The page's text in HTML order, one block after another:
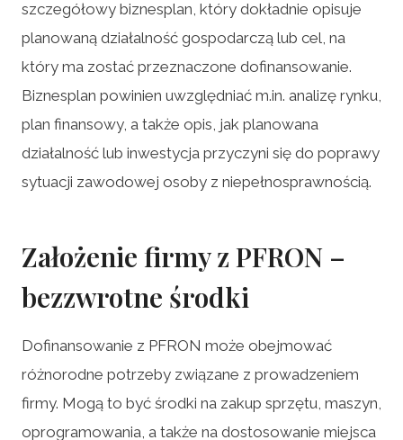
szczegółowy biznesplan, który dokładnie opisuje
planowaną działalność gospodarczą lub cel, na
który ma zostać przeznaczone dofinansowanie.
Biznesplan powinien uwzględniać m.in. analizę rynku,
plan finansowy, a także opis, jak planowana
działalność lub inwestycja przyczyni się do poprawy
sytuacji zawodowej osoby z niepełnosprawnością.
Założenie firmy z PFRON –
bezzwrotne środki
Dofinansowanie z PFRON może obejmować
różnorodne potrzeby związane z prowadzeniem
firmy. Mogą to być środki na zakup sprzętu, maszyn,
oprogramowania, a także na dostosowanie miejsca